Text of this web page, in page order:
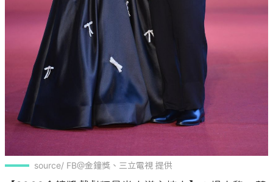
source/ FB@金鐘獎、三立電視 提供